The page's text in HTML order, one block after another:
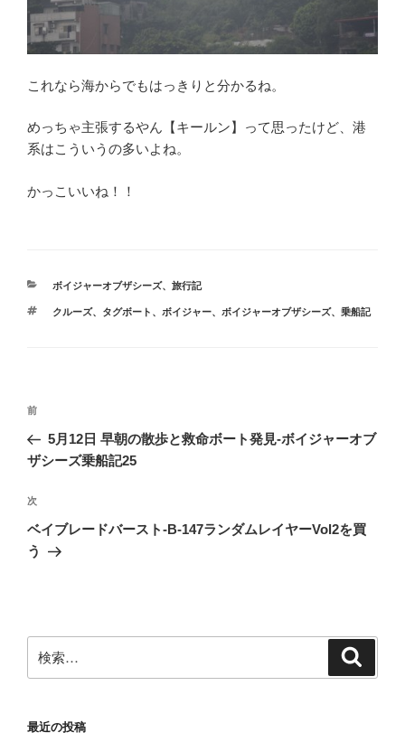
これなら海からでもはっきりと分かるね。
めっちゃ主張するやん【キールン】って思ったけど、港
系はこういうの多いよね。
かっこいいね！！
カ
ゴ
ボイジャーオブザシーズ、 旅行記
タ
クルーズ、 タグボート 、 ボイジャー、 ボイジャーオブザシーズ、 乗船記
投
ナ
ゲ
ー
シ
前
の
投
前
5月12日 早朝の散歩と救命ボート発見-ボイジャーオブ
ザシーズ乗船記25
次
の
投
次
ベイブレードバースト-B-147ランダムレイヤーVol2を買
う
索:
最近の投稿